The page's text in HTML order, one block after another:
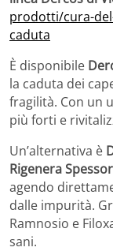
prodotti/cura-
caduta
È disponibile
la caduta dei
fragilità. Con un
più forti e
Un’alternativa è
Rigenera
agendo
dalle impurità.
Ramnosio e
sani.